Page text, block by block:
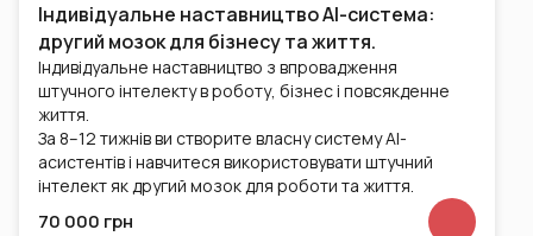
Індивідуальне наставництво AI-система:
другий мозок для бізнесу та життя.
Індивідуальне наставництво з впровадження
штучного інтелекту в роботу, бізнес і повсякденне
життя.
За 8–12 тижнів ви створите власну систему AI-
асистентів і навчитеся використовувати штучний
інтелект як другий мозок для роботи та життя.
70 000 грн